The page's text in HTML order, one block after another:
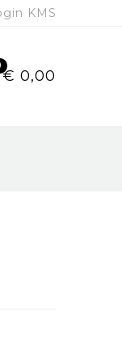
KMS
€ 0,00